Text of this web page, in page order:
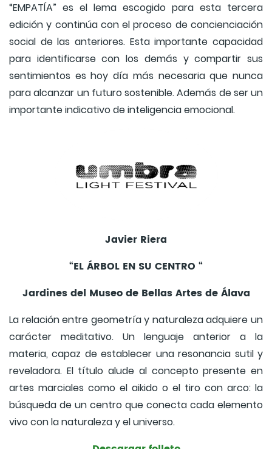
“EMPATÍA” es el lema escogido para esta tercera
edición y continúa con el proceso de concienciación
social de las anteriores. Esta importante capacidad
para identificarse con los demás y compartir sus
sentimientos es hoy día más necesaria que nunca
para alcanzar un futuro sostenible. Además de ser un
importante indicativo de inteligencia emocional.
Javier Riera
“EL ÁRBOL EN SU CENTRO “
Jardines del Museo de Bellas Artes de Álava
La relación entre geometría y naturaleza adquiere un
carácter meditativo. Un lenguaje anterior a la
materia, capaz de establecer una resonancia sutil y
reveladora. El título alude al concepto presente en
artes marciales como el aikido o el tiro con arco: la
búsqueda de un centro que conecta cada elemento
vivo con la naturaleza y el universo.